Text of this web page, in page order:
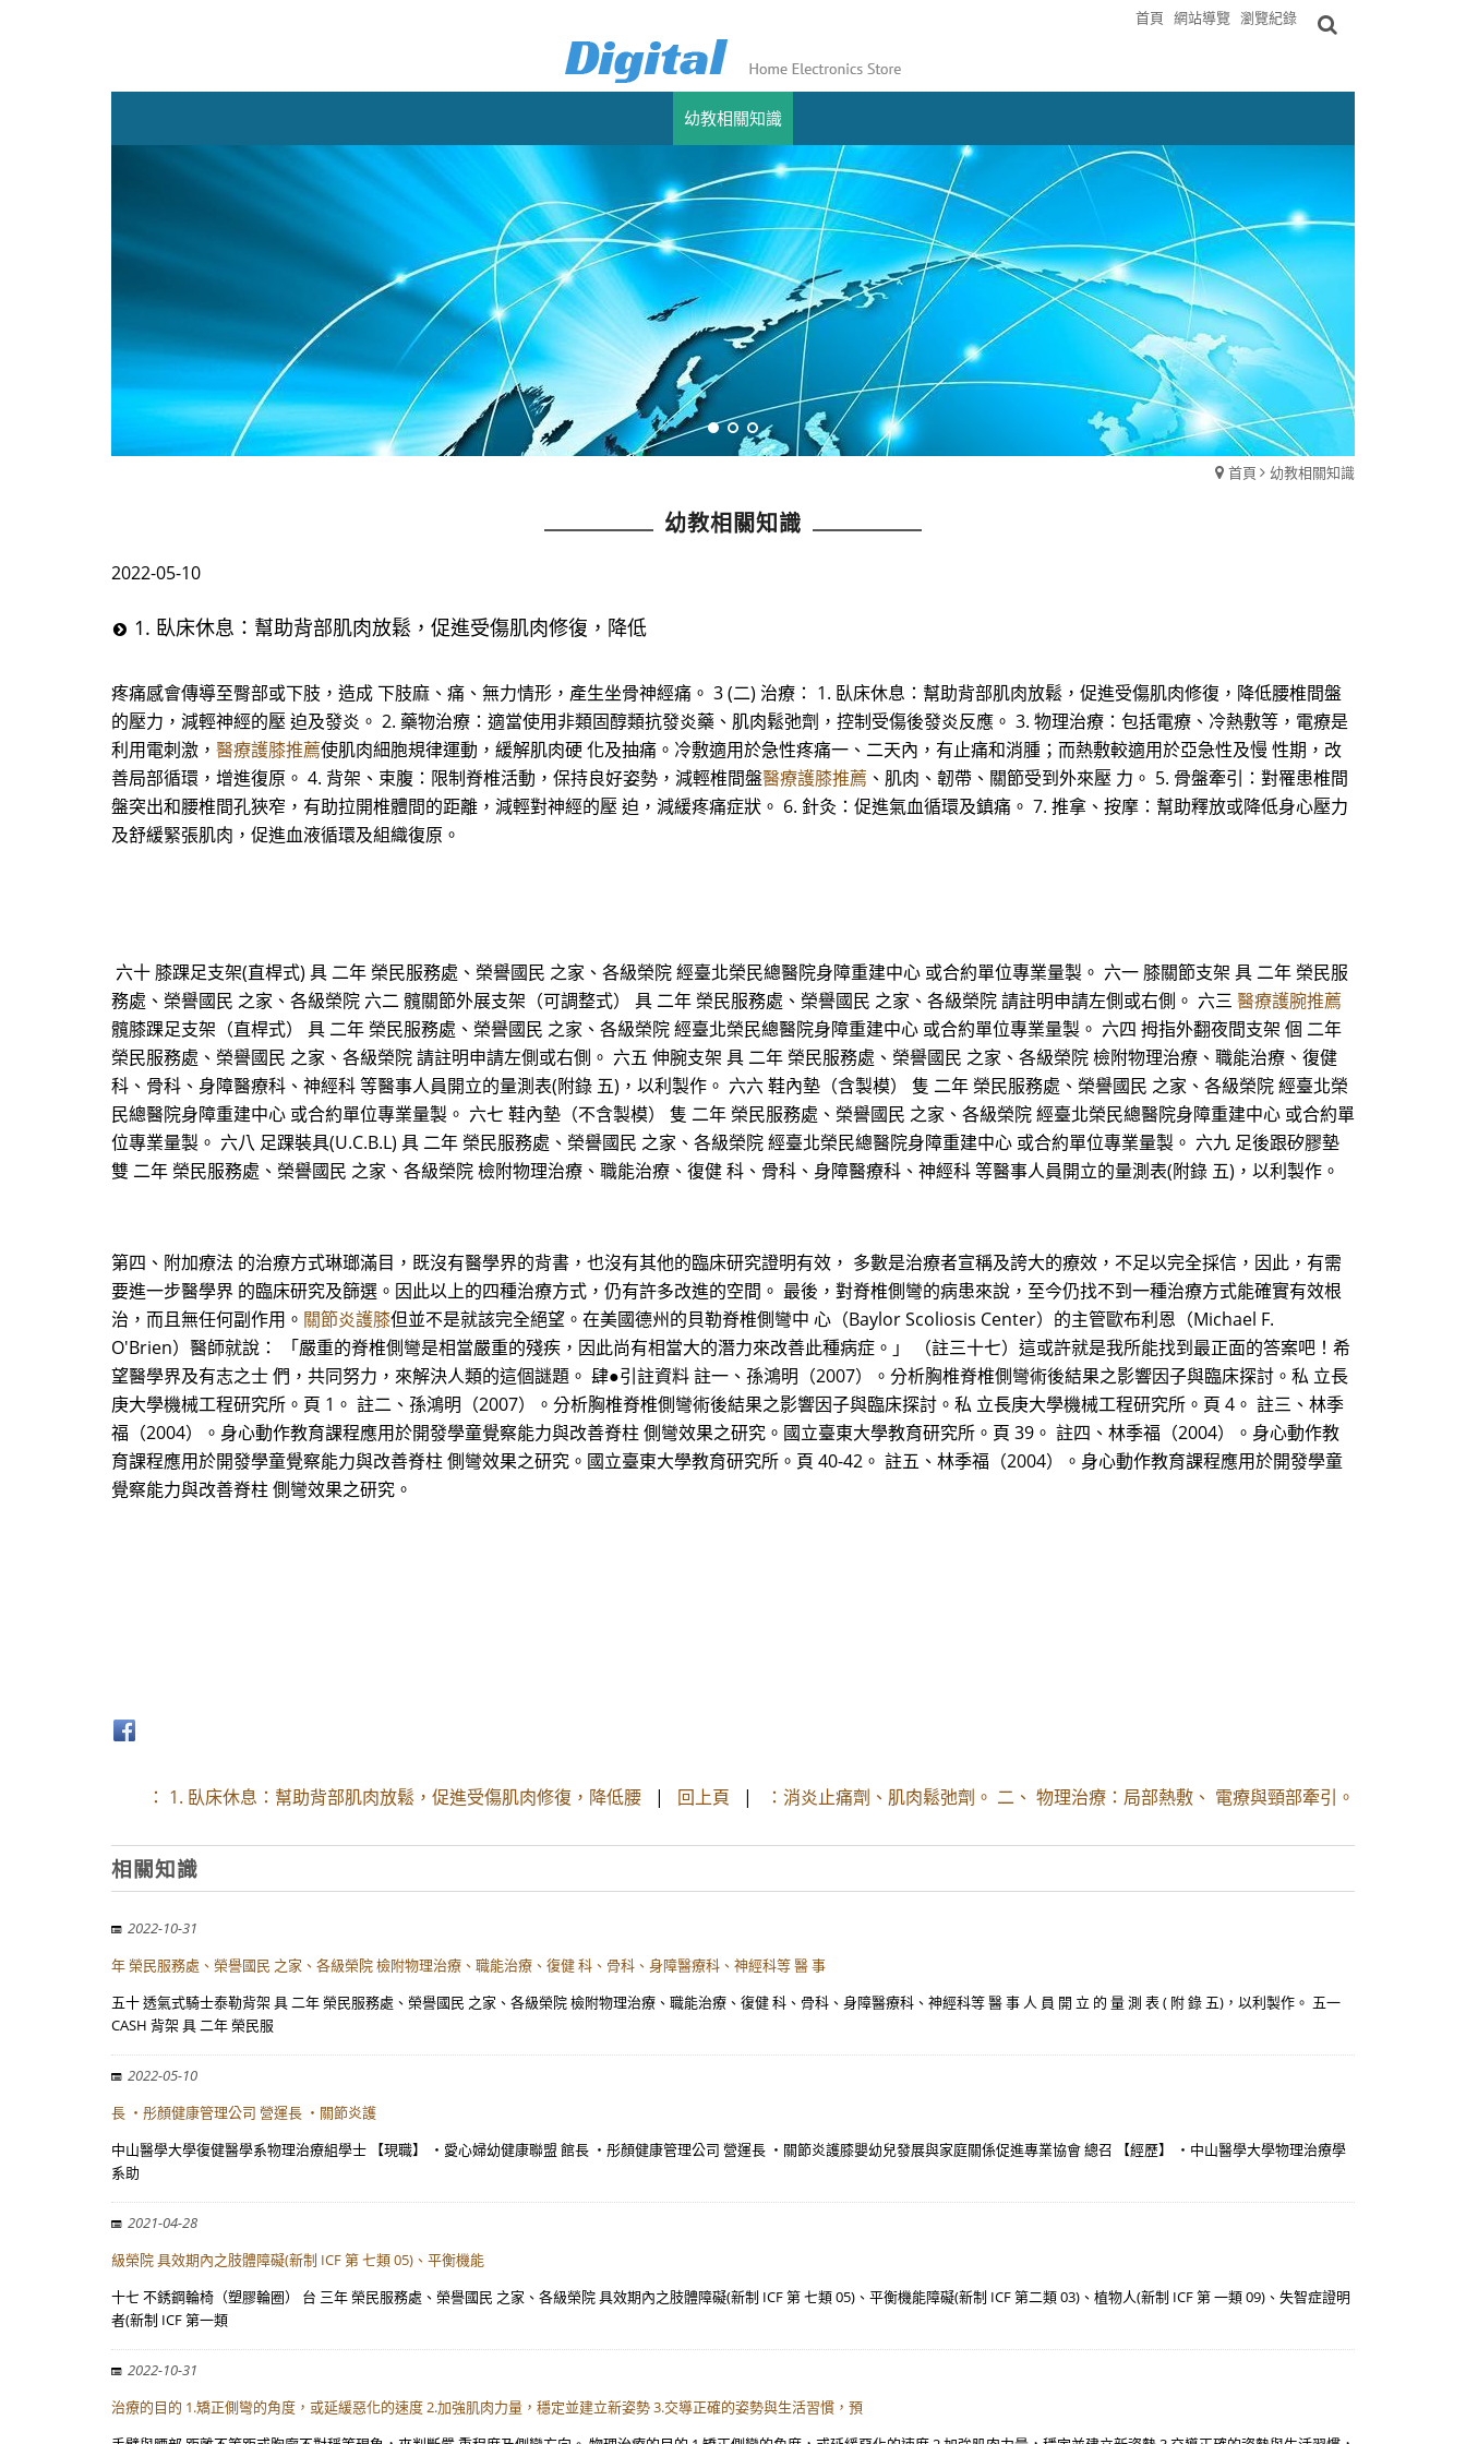
首頁 網站導覽 瀏覽紀錄
幼教相關知識
首頁 幼教相關知識
幼教相關知識
2022-05-10
1. 臥床休息：幫助背部肌肉放鬆，促進受傷肌肉修復，降低
疼痛感會傳導至臀部或下肢，造成 下肢麻、痛、無力情形，產生坐骨神經痛。 3 (二) 治療： 1. 臥床休息：幫助背部肌肉放鬆，促進受傷肌肉修復，降低腰椎間盤
的壓力，減輕神經的壓 迫及發炎。 2. 藥物治療：適當使用非類固醇類抗發炎藥、肌肉鬆弛劑，控制受傷後發炎反應。 3. 物理治療：包括電療、冷熱敷等，電療是
利用電刺激， 醫療護膝推薦使肌肉細胞規律運動，緩解肌肉硬 化及抽痛。冷敷適用於急性疼痛一、二天內，有止痛和消腫；而熱敷較適用於亞急性及慢 性期，改
善局部循環，增進復原。 4. 背架、束腹：限制脊椎活動，保持良好姿勢，減輕椎間盤醫療護膝推薦 、肌肉、韌帶、關節受到外來壓 力。 5. 骨盤牽引：對罹患椎間
盤突出和腰椎間孔狹窄，有助拉開椎體間的距離，減輕對神經的壓 迫，減緩疼痛症狀。 6. 針灸：促進氣血循環及鎮痛。 7. 推拿、按摩：幫助釋放或降低身心壓力
及舒緩緊張肌肉，促進血液循環及組織復原。
六十 膝踝足支架(直桿式) 具 二年 榮民服務處、榮譽國民 之家、各級榮院 經臺北榮民總醫院身障重建中心 或合約單位專業量製。 六一 膝關節支架 具 二年 榮民服
務處、榮譽國民 之家、各級榮院 六二 髖關節外展支架（可調整式） 具 二年 榮民服務處、榮譽國民 之家、各級榮院 請註明申請左側或右側。 六三 醫療護腕推薦
髖膝踝足支架（直桿式） 具 二年 榮民服務處、榮譽國民 之家、各級榮院 經臺北榮民總醫院身障重建中心 或合約單位專業量製。 六四 拇指外翻夜間支架 個 二年
榮民服務處、榮譽國民 之家、各級榮院 請註明申請左側或右側。 六五 伸腕支架 具 二年 榮民服務處、榮譽國民 之家、各級榮院 檢附物理治療、職能治療、復健
科、骨科、身障醫療科、神經科 等醫事人員開立的量測表(附錄 五)，以利製作。 六六 鞋內墊（含製模） 隻 二年 榮民服務處、榮譽國民 之家、各級榮院 經臺北榮
民總醫院身障重建中心 或合約單位專業量製。 六七 鞋內墊（不含製模） 隻 二年 榮民服務處、榮譽國民 之家、各級榮院 經臺北榮民總醫院身障重建中心 或合約單
位專業量製。 六八 足踝裝具(U.C.B.L) 具 二年 榮民服務處、榮譽國民 之家、各級榮院 經臺北榮民總醫院身障重建中心 或合約單位專業量製。 六九 足後跟矽膠墊
雙 二年 榮民服務處、榮譽國民 之家、各級榮院 檢附物理治療、職能治療、復健 科、骨科、身障醫療科、神經科 等醫事人員開立的量測表(附錄 五)，以利製作。
第四、附加療法 的治療方式琳瑯滿目，既沒有醫學界的背書，也沒有其他的臨床研究證明有效， 多數是治療者宣稱及誇大的療效，不足以完全採信，因此，有需
要進一步醫學界 的臨床研究及篩選。因此以上的四種治療方式，仍有許多改進的空間。 最後，對脊椎側彎的病患來說，至今仍找不到一種治療方式能確實有效根
治，而且無任何副作用。 關節炎護膝但並不是就該完全絕望。在美國德州的貝勒脊椎側彎中 心（Baylor Scoliosis Center）的主管歐布利恩（Michael F.
O'Brien）醫師就說： 「嚴重的脊椎側彎是相當嚴重的殘疾，因此尚有相當大的潛力來改善此種病症。」 （註三十七）這或許就是我所能找到最正面的答案吧！希
望醫學界及有志之士 們，共同努力，來解決人類的這個謎題。 肆●引註資料 註一、孫鴻明（2007）。分析胸椎脊椎側彎術後結果之影響因子與臨床探討。私 立長
庚大學機械工程研究所。頁 1。 註二、孫鴻明（2007）。分析胸椎脊椎側彎術後結果之影響因子與臨床探討。私 立長庚大學機械工程研究所。頁 4。 註三、林季
福（2004）。身心動作教育課程應用於開發學童覺察能力與改善脊柱 側彎效果之研究。國立臺東大學教育研究所。頁 39。 註四、林季福（2004）。身心動作教
育課程應用於開發學童覺察能力與改善脊柱 側彎效果之研究。國立臺東大學教育研究所。頁 40-42。 註五、林季福（2004）。身心動作教育課程應用於開發學童
覺察能力與改善脊柱 側彎效果之研究。
： 1. 臥床休息：幫助背部肌肉放鬆，促進受傷肌肉修復，降低腰 | 回上頁 | ：消炎止痛劑、肌肉鬆弛劑。 二、 物理治療：局部熱敷、 電療與頸部牽引。
相關知識
2022-10-31
年 榮民服務處、榮譽國民 之家、各級榮院 檢附物理治療、職能治療、復健 科、骨科、身障醫療科、神經科等 醫 事
五十 透氣式騎士泰勒背架 具 二年 榮民服務處、榮譽國民 之家、各級榮院 檢附物理治療、職能治療、復健 科、骨科、身障醫療科、神經科等 醫 事 人 員 開 立 的 量 測 表 ( 附 錄 五)，以利製作。 五一
CASH 背架 具 二年 榮民服
2022-05-10
長 ・彤顏健康管理公司 營運長 ・關節炎護
中山醫學大學復健醫學系物理治療組學士 【現職】 ・愛心婦幼健康聯盟 館長 ・彤顏健康管理公司 營運長 ・關節炎護膝嬰幼兒發展與家庭關係促進專業協會 總召 【經歷】 ・中山醫學大學物理治療學
系助
2021-04-28
級榮院 具效期內之肢體障礙(新制 ICF 第 七類 05)、平衡機能
十七 不銹鋼輪椅（塑膠輪圈） 台 三年 榮民服務處、榮譽國民 之家、各級榮院 具效期內之肢體障礙(新制 ICF 第 七類 05)、平衡機能障礙(新制 ICF 第二類 03)、植物人(新制 ICF 第 一類 09)、失智症證明
者(新制 ICF 第一類
2022-10-31
治療的目的 1.矯正側彎的角度，或延緩惡化的速度 2.加強肌肉力量，穩定並建立新姿勢 3.交導正確的姿勢與生活習慣，預